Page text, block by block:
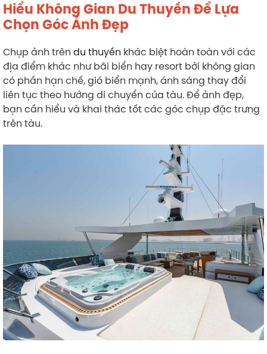
Hiểu Không Gian Du Thuyền Để Lựa
Chọn Góc Ảnh Đẹp
Chụp ảnh trên du thuyền khác biệt hoàn toàn với các
địa điểm khác như bãi biển hay resort bởi không gian
có phần hạn chế, gió biển mạnh, ánh sáng thay đổi
liên tục theo hướng di chuyển của tàu. Để ảnh đẹp,
bạn cần hiểu và khai thác tốt các góc chụp đặc trưng
trên tàu.